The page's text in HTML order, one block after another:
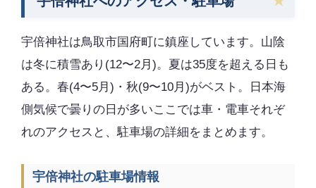
宇倍神社は鳥取市国府町に鎮座しています。山陰
は冬に積雪あり(12〜2月)。夏は35度を超える日も
ある。春(4〜5月)・秋(9〜10月)がベスト。日本海
側気候で曇りの日が多いここでは車・電車それぞ
れのアクセスと、駐車場の詳細をまとめます。
宇倍神社の駐車場情報